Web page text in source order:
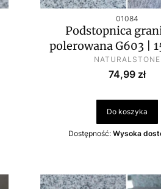
Kod produktu
01084
Podstopnica
polerowana G603 |
PRODUCENT
NATURALSTONE
Cena
74,99 zł
Do koszyka
Dostępność: Wysoka